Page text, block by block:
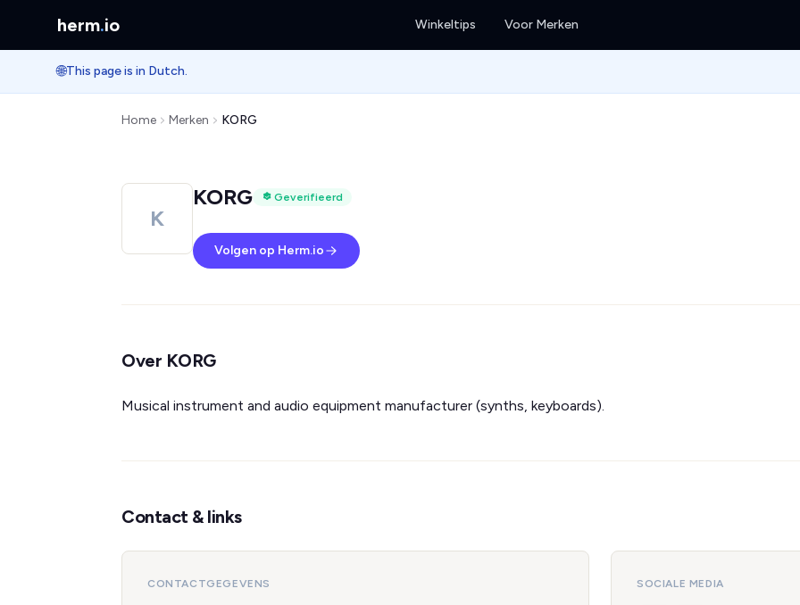
herm.io Winkeltips Voor Merken
🌐This page is in Dutch.
Home Merken KORG
K
KORG Geverifieerd
Volgen op Herm.io
Over KORG
Musical instrument and audio equipment manufacturer (synths, keyboards).
Contact & links
CONTACTGEGEVENS SOCIALE MEDIA